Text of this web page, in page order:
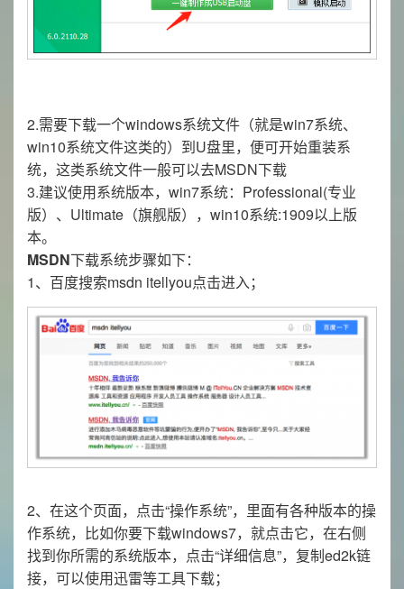
2.需要下载一个windows系统文件（就是win7系统、
win10系统文件这类的）到U盘里，便可开始重装系
统，这类系统文件一般可以去MSDN下载
3.建议使用系统版本，win7系统：Professional(专业
版）、Ultimate（旗舰版），win10系统:1909以上版
本。
MSDN下载系统步骤如下：
1、百度搜索msdn itellyou点击进入；
2、在这个页面，点击“操作系统”，里面有各种版本的操
作系统，比如你要下载windows7，就点击它，在右侧
找到你所需的系统版本，点击“详细信息”，复制ed2k链
接，可以使用迅雷等工具下载；